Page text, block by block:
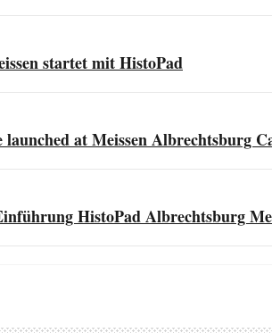
startet mit HistoPad
at Meissen Albrechtsburg
HistoPad Albrechtsburg